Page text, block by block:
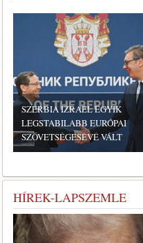
SZERBIA IZRAEL EGYIK
LEGSTABILABB EURÓPAI
SZÖVETSÉGESÉVÉ VÁLT
HÍREK-LAPSZEMLE